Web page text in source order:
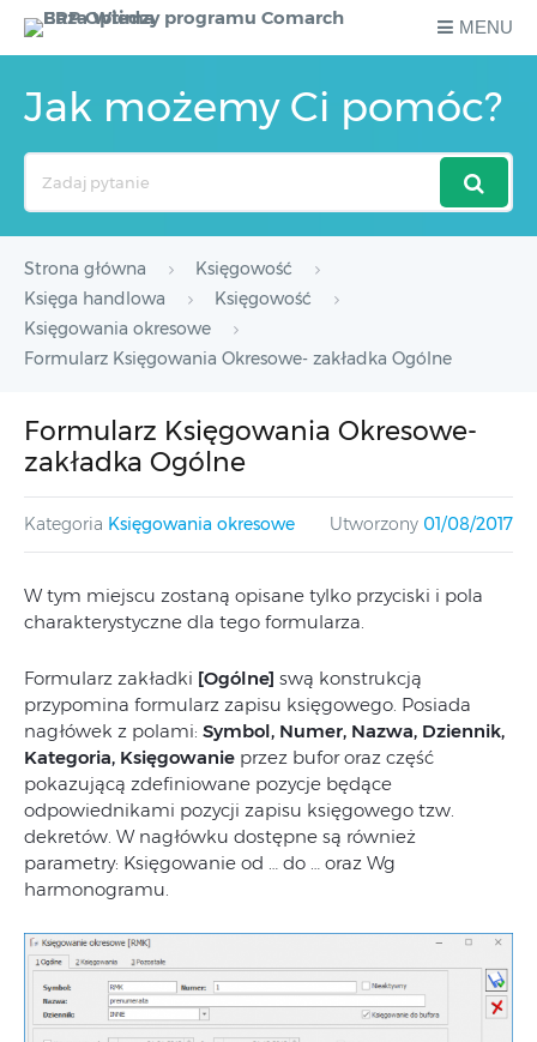
MENU
Jak możemy Ci pomóc?
Strona główna
Księgowość
Księga handlowa
Księgowość
Księgowania okresowe
Formularz Księgowania Okresowe- zakładka Ogólne
Formularz Księgowania Okresowe-
zakładka Ogólne
Kategoria Księgowania okresowe Utworzony 01/08/2017
W tym miejscu zostaną opisane tylko przyciski i pola
charakterystyczne dla tego formularza.
Formularz zakładki [Ogólne] swą konstrukcją
przypomina formularz zapisu księgowego. Posiada
nagłówek z polami: Symbol, Numer, Nazwa, Dziennik,
Kategoria, Księgowanie przez bufor oraz część
pokazującą zdefiniowane pozycje będące
odpowiednikami pozycji zapisu księgowego tzw.
dekretów. W nagłówku dostępne są również
parametry: Księgowanie od … do … oraz Wg
harmonogramu.